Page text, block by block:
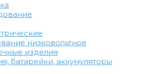
низковольтное
изделия
батарейки, аккумуляторы